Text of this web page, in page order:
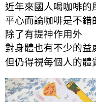
近年來國人喝咖啡的
平心而論咖啡是不錯
除了有提神作用外
對身體也有不少的益
但仍得視每個人的體